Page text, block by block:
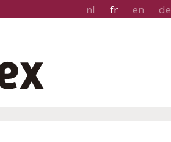
nl fr en de